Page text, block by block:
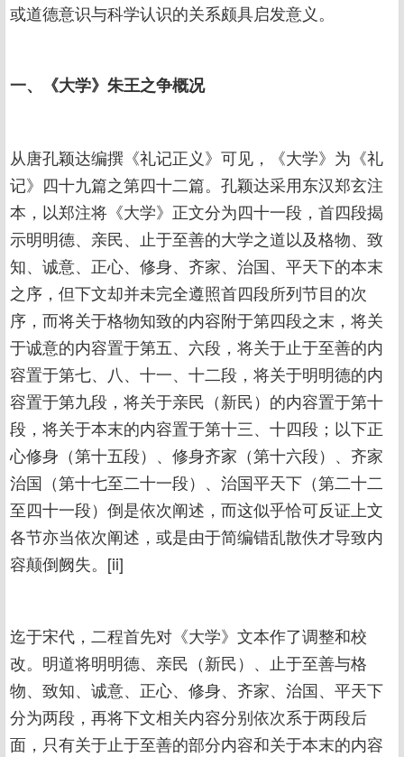
或道德意识与科学认识的关系颇具启发意义。
一、《大学》朱王之争概况
从唐孔颖达编撰《礼记正义》可见，《大学》为《礼
记》四十九篇之第四十二篇。孔颖达采用东汉郑玄注
本，以郑注将《大学》正文分为四十一段，首四段揭
示明明德、亲民、止于至善的大学之道以及格物、致
知、诚意、正心、修身、齐家、治国、平天下的本末
之序，但下文却并未完全遵照首四段所列节目的次
序，而将关于格物知致的内容附于第四段之末，将关
于诚意的内容置于第五、六段，将关于止于至善的内
容置于第七、八、十一、十二段，将关于明明德的内
容置于第九段，将关于亲民（新民）的内容置于第十
段，将关于本末的内容置于第十三、十四段；以下正
心修身（第十五段）、修身齐家（第十六段）、齐家
治国（第十七至二十一段）、治国平天下（第二十二
至四十一段）倒是依次阐述，而这似乎恰可反证上文
各节亦当依次阐述，或是由于简编错乱散佚才导致内
容颠倒阙失。[ii]
迄于宋代，二程首先对《大学》文本作了调整和校
改。明道将明明德、亲民（新民）、止于至善与格
物、致知、诚意、正心、修身、齐家、治国、平天下
分为两段，再将下文相关内容分别依次系于两段后
面，只有关于止于至善的部分内容和关于本末的内容